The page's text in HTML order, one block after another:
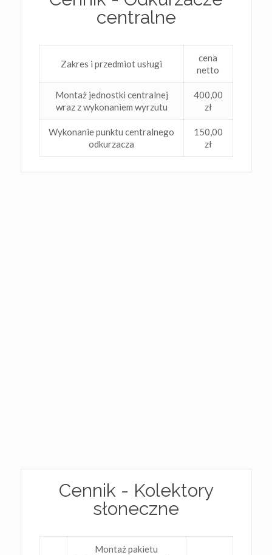
centralne
Zakres i przedmiot usługi
cena
netto
Montaż jednostki centralnej
wraz z wykonaniem wyrzutu
400,00
zł
Wykonanie punktu centralnego
odkurzacza
150,00
zł
Cennik - Kolektory
słoneczne
Montaż pakietu